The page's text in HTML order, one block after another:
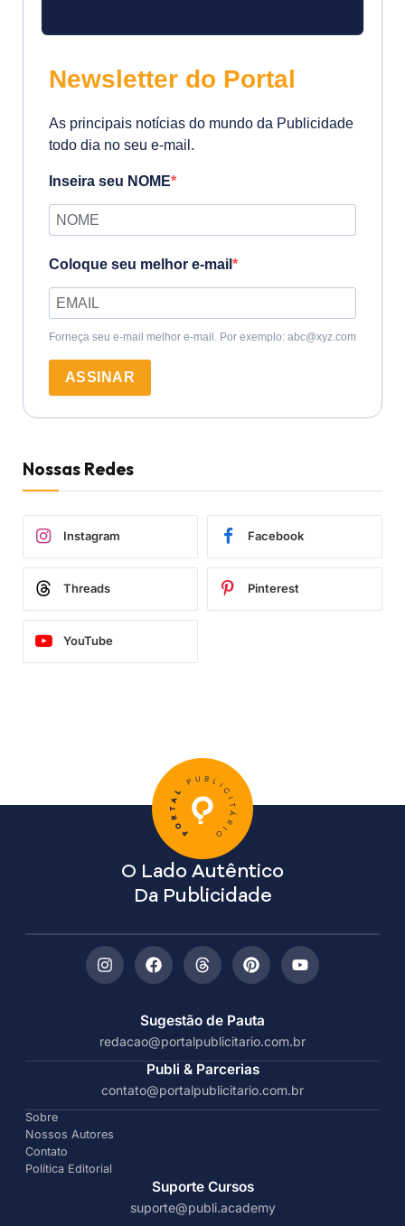
Newsletter do Portal
As principais notícias do mundo da Publicidade
todo dia no seu e-mail.
Inseira seu NOME
Coloque seu melhor e-mail
Forneça seu e-mail melhor e-mail. Por exemplo: abc@xyz.com
ASSINAR
Nossas Redes
Instagram Facebook
Threads Pinterest
YouTube
Sugestão de Pauta
redacao@portalpublicitario.com.br
Publi & Parcerias
contato@portalpublicitario.com.br
Sobre
Nossos Autores
Contato
Política Editorial
O Lado Autêntico
Da Publicidade
Suporte Cursos
suporte@publi.academy